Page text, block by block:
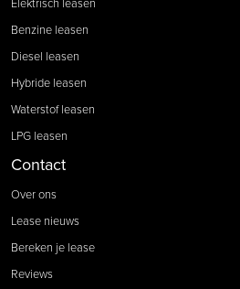
Benzine leasen
Diesel leasen
Hybride leasen
Waterstof leasen
LPG leasen
Contact
Over ons
Lease nieuws
Bereken je lease
Reviews